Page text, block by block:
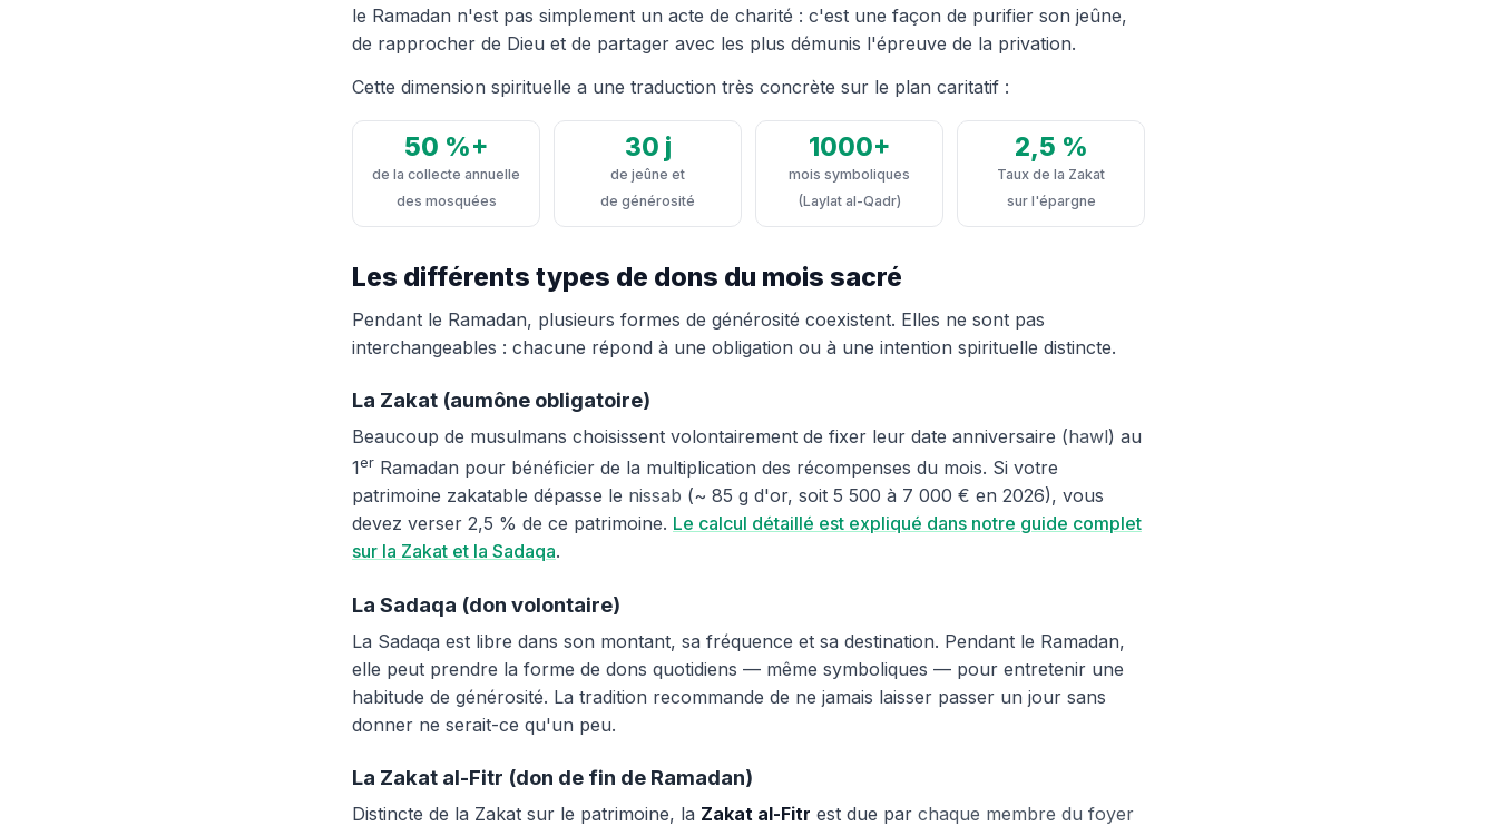
le Ramadan n'est pas simplement un acte de charité : c'est une façon de purifier son jeûne,
de rapprocher de Dieu et de partager avec les plus démunis l'épreuve de la privation.
Cette dimension spirituelle a une traduction très concrète sur le plan caritatif :
50 %+
de la collecte annuelle
des mosquées
30 j
de jeûne et
de générosité
1000+
mois symboliques
(Laylat al-Qadr)
2,5 %
Taux de la Zakat
sur l'épargne
Les différents types de dons du mois sacré
Pendant le Ramadan, plusieurs formes de générosité coexistent. Elles ne sont pas
interchangeables : chacune répond à une obligation ou à une intention spirituelle distincte.
La Zakat (aumône obligatoire)
Beaucoup de musulmans choisissent volontairement de fixer leur date anniversaire (hawl) au
1er Ramadan pour bénéficier de la multiplication des récompenses du mois. Si votre
patrimoine zakatable dépasse le nissab (~ 85 g d'or, soit 5 500 à 7 000 € en 2026), vous
devez verser 2,5 % de ce patrimoine. Le calcul détaillé est expliqué dans notre guide complet
sur la Zakat et la Sadaqa.
La Sadaqa (don volontaire)
La Sadaqa est libre dans son montant, sa fréquence et sa destination. Pendant le Ramadan,
elle peut prendre la forme de dons quotidiens — même symboliques — pour entretenir une
habitude de générosité. La tradition recommande de ne jamais laisser passer un jour sans
donner ne serait-ce qu'un peu.
La Zakat al-Fitr (don de fin de Ramadan)
Distincte de la Zakat sur le patrimoine, la Zakat al-Fitr est due par chaque membre du foyer